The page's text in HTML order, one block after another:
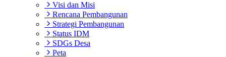
Visi dan Misi
Rencana Pembangunan
Strategi Pembangunan
Status IDM
SDGs Desa
Peta